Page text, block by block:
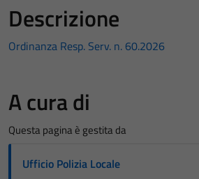
Descrizione
Ordinanza Resp. Serv. n. 60.2026
A cura di
Questa pagina è gestita da
Ufficio Polizia Locale